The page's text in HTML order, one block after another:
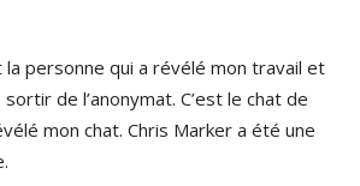
la personne qui a révélé mon travail et
de l’anonymat. C’est le chat de
mon chat. Chris Marker a été une